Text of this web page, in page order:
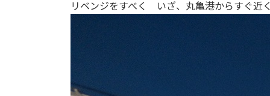
リベンジをすべく いざ、丸亀港からすぐ近